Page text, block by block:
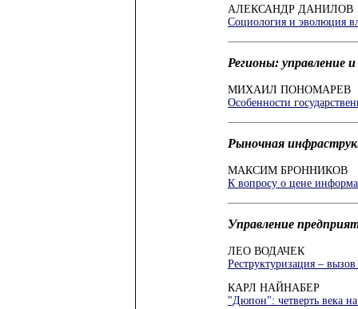
АЛЕКСАНДР ДАНИЛОВ
Социология и эволюция
Регионы: управление
МИХАИЛ ПОНОМАРЕВ
Особенности
Рыночная
МАКСИМ БРОННИКОВ
К вопросу о цене
Управление
ЛЕО ВОДАЧЕК
Реструктуризация –
КАРЛ НАЙНАБЕР
"Дюпон": четверть века